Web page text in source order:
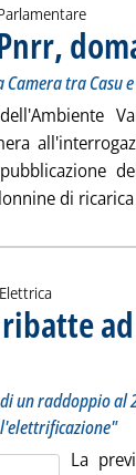
tra Casu
di
la previsione di un
un raddoppio
La